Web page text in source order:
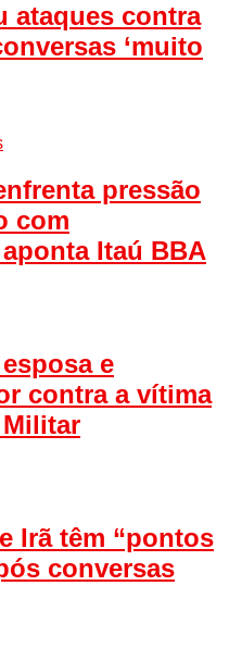
ataques contra
‘muito
pressão
com
Itaú BBA
e
contra a vítima
Irã têm “pontos
conversas